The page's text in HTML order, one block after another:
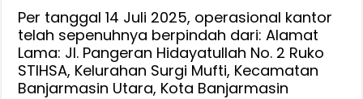
Sultan
Adam
ke
Lokasi
Baru
Per tanggal 14 Juli 2025, operasional kantor
telah sepenuhnya berpindah dari: Alamat
Lama: Jl. Pangeran Hidayatullah No. 2 Ruko
STIHSA, Kelurahan Surgi Mufti, Kecamatan
Banjarmasin Utara, Kota Banjarmasin